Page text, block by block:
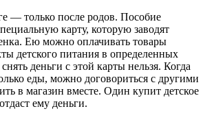
— только после родов. Пособие
карту, которую заводят
Ею можно оплачивать товары
детского питания в определенных
деньги с этой карты нельзя. Когда
еды, можно договориться с другими
в магазин вместе. Один купит детское
ему деньги.